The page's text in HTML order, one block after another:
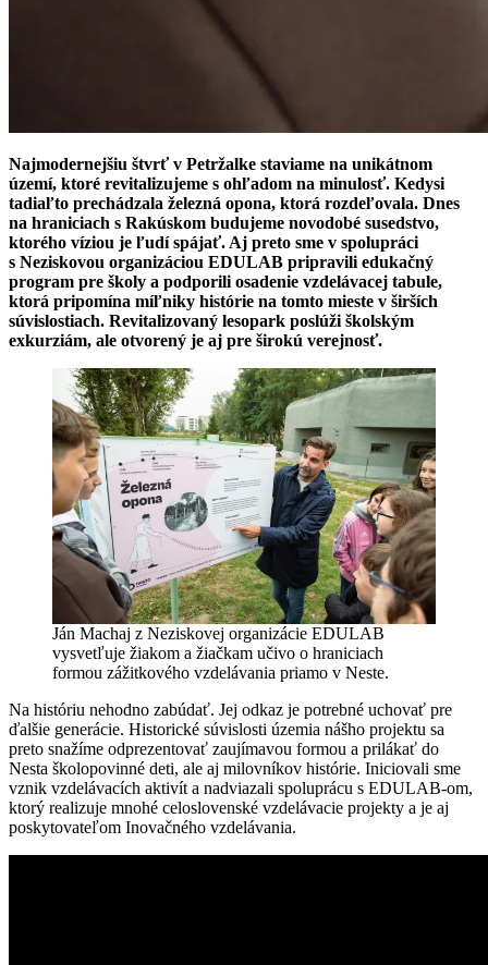
Najmodernejšiu štvrť v Petržalke staviame na unikátnom
území, ktoré revitalizujeme s ohľadom na minulosť. Kedysi
tadiaľto prechádzala železná opona, ktorá rozdeľovala. Dnes
na hraniciach s Rakúskom budujeme novodobé susedstvo,
ktorého víziou je ľudí spájať. Aj preto sme v spolupráci
s Neziskovou organizáciou EDULAB pripravili edukačný
program pre školy a podporili osadenie vzdelávacej tabule,
ktorá pripomína míľniky histórie na tomto mieste v širších
súvislostiach. Revitalizovaný lesopark poslúži školským
exkurziám, ale otvorený je aj pre širokú verejnosť.
Ján Machaj z Neziskovej organizácie EDULAB
vysvetľuje žiakom a žiačkam učivo o hraniciach
formou zážitkového vzdelávania priamo v Neste.
Na históriu nehodno zabúdať. Jej odkaz je potrebné uchovať pre
ďalšie generácie. Historické súvislosti územia nášho projektu sa
preto snažíme odprezentovať zaujímavou formou a prilákať do
Nesta školopovinné deti, ale aj milovníkov histórie. Iniciovali sme
vznik vzdelávacích aktivít a nadviazali spoluprácu s EDULAB-om,
ktorý realizuje mnohé celoslovenské vzdelávacie projekty a je aj
poskytovateľom Inovačného vzdelávania.